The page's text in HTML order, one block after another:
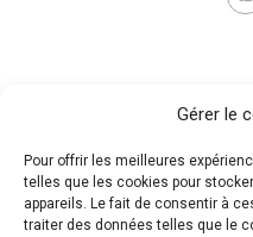
Gérer le
Pour offrir les meilleures
telles que les cookies pour
appareils. Le fait de consentir à
traiter des données telles que le